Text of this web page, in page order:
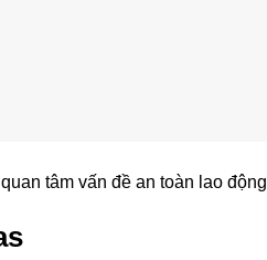
tâm vấn đề an toàn lao động